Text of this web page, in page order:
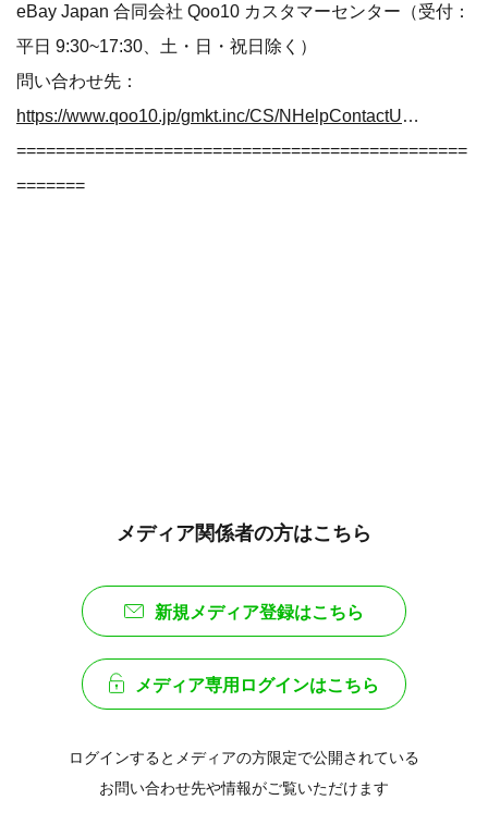
eBay Japan 合同会社 Qoo10 カスタマーセンター（受付：
平日 9:30~17:30、土・日・祝日除く）
問い合わせ先：
https://www.qoo10.jp/gmkt.inc/CS/NHelpContactUs.aspx
==============================================
=======
メディア関係者の方はこちら
新規メディア登録はこちら
メディア専用ログインはこちら
ログインするとメディアの方限定で公開されている
お問い合わせ先や情報がご覧いただけます